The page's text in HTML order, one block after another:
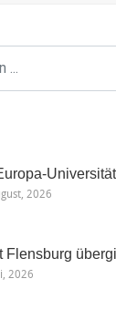
2026
Flensburg
2026